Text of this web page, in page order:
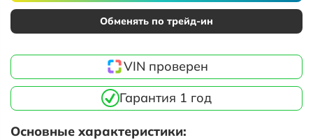
Обменять по трейд-ин
VIN проверен
Гарантия 1 год
Основные характеристики: